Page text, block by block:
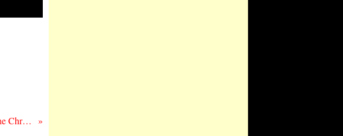
"As Time Explodes" de Neil Young & The Chrome Hearts : « No more Great Again ! »